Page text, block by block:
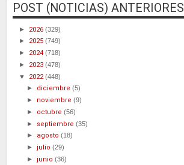
POST (NOTICIAS) ANTERIORES
► 2026 (329)
► 2025 (749)
► 2024 (718)
► 2023 (478)
▼ 2022(448)
► diciembre(5)
► noviembre(9)
► octubre(56)
► septiembre(35)
► agosto(18)
►julio(29)
►junio(36)